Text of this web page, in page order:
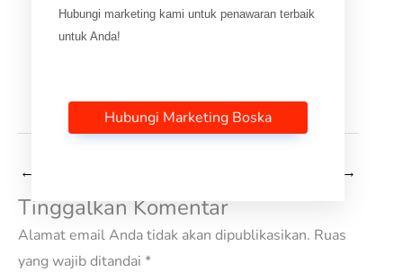
Hubungi marketing kami untuk penawaran terbaik
untuk Anda!
Hubungi Marketing Boska
← →
Tinggalkan Komentar
Alamat email Anda tidak akan dipublikasikan. Ruas
yang wajib ditandai *